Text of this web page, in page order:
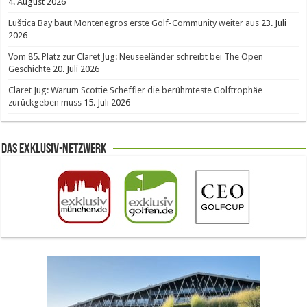
Luštica Bay baut Montenegros erste Golf-Community weiter aus 23. Juli
2026
Vom 85. Platz zur Claret Jug: Neuseeländer schreibt bei The Open
Geschichte 20. Juli 2026
Claret Jug: Warum Scottie Scheffler die berühmteste Golftrophäe
zurückgeben muss 15. Juli 2026
Das Exklusiv-Netzwerk